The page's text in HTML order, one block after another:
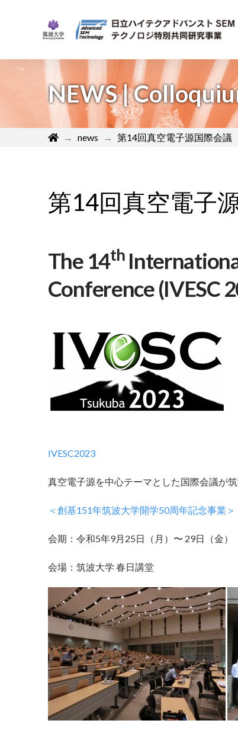
NEWS |
Home
→ news → 第14回真空電子源国際会議
第14回真空電子
The 14th
Conference (IVESC
IVESC2023
真空電子源を中心テーマとした国際会議が
＜創基151年筑波大学開学50周年記念事業＞
会期：令和5年9月25日（月）〜 29日（金）
会場：筑波大学 春日講堂